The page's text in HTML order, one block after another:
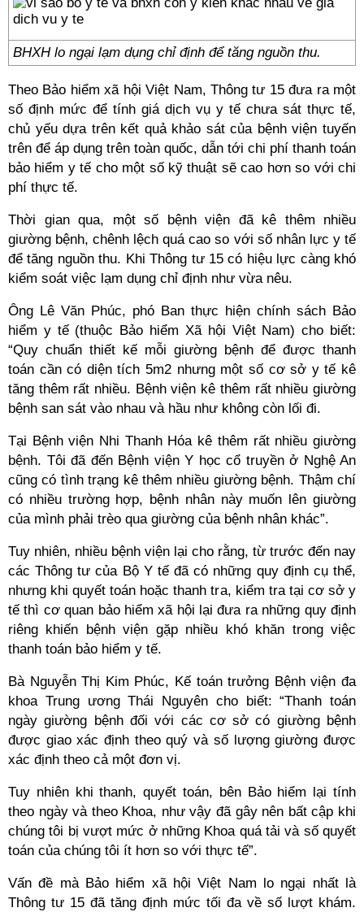
BHXH lo ngại lạm dụng chỉ định để tăng nguồn thu.
Theo Bảo hiểm xã hội Việt Nam, Thông tư 15 đưa ra một
số định mức để tính giá dịch vụ y tế chưa sát thực tế,
chủ yếu dựa trên kết quả khảo sát của bệnh viện tuyến
trên để áp dụng trên toàn quốc, dẫn tới chi phí thanh toán
bảo hiểm y tế cho một số kỹ thuật sẽ cao hơn so với chi
phí thực tế.
Thời gian qua, một số bệnh viện đã kê thêm nhiều
giường bệnh, chênh lệch quá cao so với số nhân lực y tế
để tăng nguồn thu. Khi Thông tư 15 có hiệu lực càng khó
kiểm soát việc lạm dụng chỉ định như vừa nêu.
Ông Lê Văn Phúc, phó Ban thực hiện chính sách Bảo
hiểm y tế (thuộc Bảo hiểm Xã hội Việt Nam) cho biết:
“Quy chuẩn thiết kế mỗi giường bệnh để được thanh
toán cần có diện tích 5m2 nhưng một số cơ sở y tế kê
tăng thêm rất nhiều. Bệnh viện kê thêm rất nhiều giường
bệnh san sát vào nhau và hầu như không còn lối đi.
Tại Bệnh viện Nhi Thanh Hóa kê thêm rất nhiều giường
bệnh. Tôi đã đến Bệnh viện Y học cổ truyền ở Nghệ An
cũng có tình trạng kê thêm nhiều giường bệnh. Thậm chí
có nhiều trường hợp, bệnh nhân này muốn lên giường
của mình phải trèo qua giường của bệnh nhân khác”.
Tuy nhiên, nhiều bệnh viện lại cho rằng, từ trước đến nay
các Thông tư của Bộ Y tế đã có những quy định cụ thể,
nhưng khi quyết toán hoặc thanh tra, kiểm tra tại cơ sở y
tế thì cơ quan bảo hiểm xã hội lại đưa ra những quy định
riêng khiến bệnh viện gặp nhiều khó khăn trong việc
thanh toán bảo hiểm y tế.
Bà Nguyễn Thị Kim Phúc, Kế toán trưởng Bệnh viện đa
khoa Trung ương Thái Nguyên cho biết: “Thanh toán
ngày giường bệnh đối với các cơ sở có giường bệnh
được giao xác định theo quý và số lượng giường được
xác định theo cả một đơn vị.
Tuy nhiên khi thanh, quyết toán, bên Bảo hiểm lại tính
theo ngày và theo Khoa, như vậy đã gây nên bất cập khi
chúng tôi bị vượt mức ở những Khoa quá tải và số quyết
toán của chúng tôi ít hơn so với thực tế”.
Vấn đề mà Bảo hiểm xã hội Việt Nam lo ngại nhất là
Thông tư 15 đã tăng định mức tối đa về số lượt khám.